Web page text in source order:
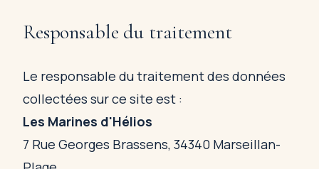
Responsable du traitement
Le responsable du traitement des données
collectées sur ce site est :
Les Marines d'Hélios
7 Rue Georges Brassens, 34340 Marseillan-